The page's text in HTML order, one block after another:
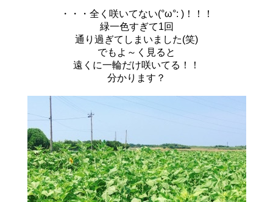
・・・全く咲いてない(°ω°: )！！！
緑一色すぎて1回
通り過ぎてしまいました(笑)
でもよ～く見ると
遠くに一輪だけ咲いてる！！
分かります？